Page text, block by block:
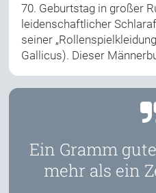
70. Geburtstag in großer
leidenschaftlicher
seiner
Gallicus). Dieser
Ein Gramm
mehr als ein